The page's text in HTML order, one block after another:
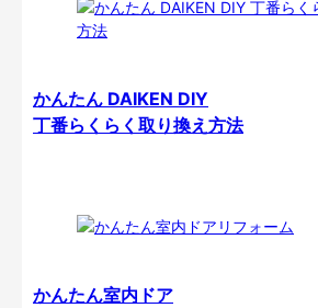
かんたん DAIKEN DIY
丁番らくらく取り換え方法
かんたん室内ドア